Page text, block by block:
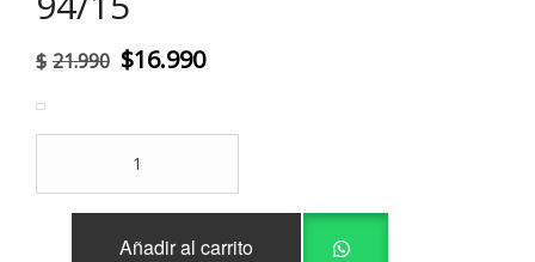
$ 21.990 El
original
era:
$21.990.
$16.990El
actual
$16.990.
NISSAN
TERRANO
Añadir al carrito